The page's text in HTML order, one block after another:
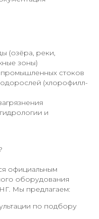
(озёра, реки,
зоны)
стоков
(хлорофилл-
и
официальным
оборудования
Мы предлагаем:
по подбору